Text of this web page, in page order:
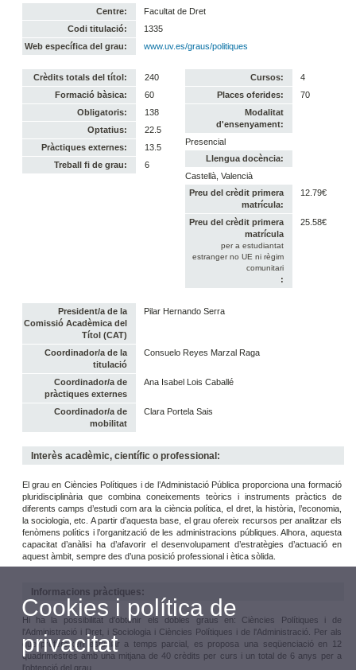
Centre:
Facultat de Dret
Codi titulació:
1335
Web específica del grau:
www.uv.es/graus/politiques
Crèdits totals del títol:
240
Formació bàsica:
60
Obligatoris:
138
Optatius:
22.5
Pràctiques externes:
13.5
Treball fi de grau:
6
Cursos:
4
Places oferides:
70
Modalitat
d'ensenyament:
Presencial
Llengua docència:
Castellà, Valencià
Preu del crèdit primera
matrícula:
12.79€
Preu del crèdit primera
matrícula
per a estudiantat
estranger no UE ni règim
comunitari
:
25.58€
President/a de la
Comissió Acadèmica del
Títol (CAT)
Pilar Hernando Serra
Coordinador/a de la
titulació
Consuelo Reyes Marzal Raga
Coordinador/a de
pràctiques externes
Ana Isabel Lois Caballé
Coordinador/a de
mobilitat
Clara Portela Sais
Interès acadèmic, científic o professional:
El grau en Ciències Polítiques i de l’Administació Pública proporciona una formació
pluridisciplinària que combina coneixements teòrics i instruments pràctics de
diferents camps d’estudi com ara la ciència política, el dret, la història, l’economia,
la sociologia, etc. A partir d’aquesta base, el grau ofereix recursos per analitzar els
fenòmens polítics i l’organització de les administracions públiques. Alhora, aquesta
capacitat d’anàlisi ha d’afavorir el desenvolupament d’estratègies d’actuació en
aquest àmbit, sempre des d’una posició professional i ètica sòlida.
Informacions pràctiques:
Hi ha la possibilitat d'obtenir els dobles graus en: Ciències Polítiques i de
l'Administració i Dret, i Sociologia i Ciències Polítiques i de l'Administració. Per als
que prefereixen estudiar a temps parcial, es proposa una seqüenciació en 12
quadrimestres amb una mitjana de 40 crèdits per curs i un total de 6 anys per a
l'obtenció del grau.
Cookies i política de
privacitat